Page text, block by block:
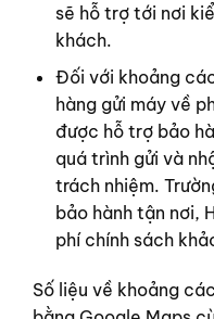
sẽ hỗ trợ tới nơi
khách.
Đối với khoảng
hàng gửi máy về
được hỗ trợ bảo
quá trình gửi và
trách nhiệm.
bảo hành tận nơi,
phí chính sách
Số liệu về khoảng